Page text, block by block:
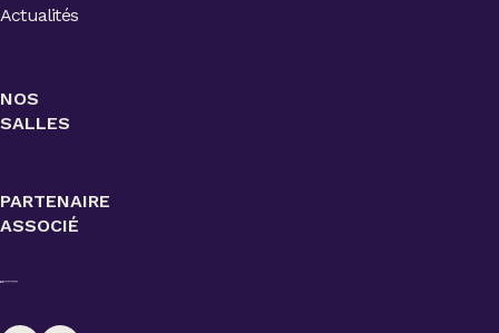
Actualités
NOS
SALLES
PARTENAIRE
ASSOCIÉ